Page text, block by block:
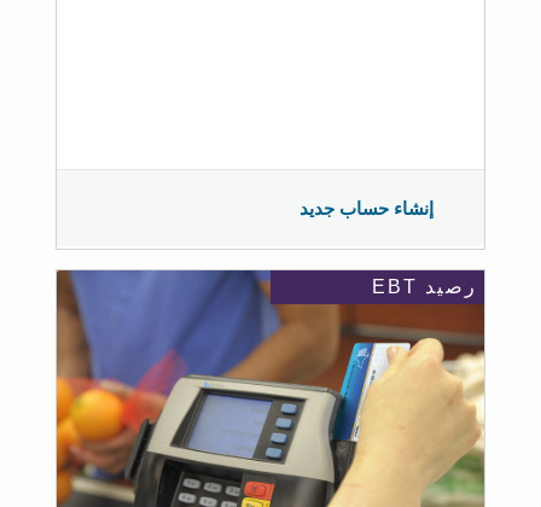
إنشاء حساب جديد
رصيد EBT